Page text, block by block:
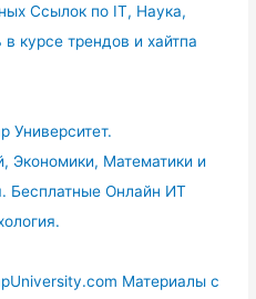
Ссылок по IT, Наука,
курсе трендов и хайтпа
Университет.
Экономики, Математики и
Бесплатные Онлайн ИТ
Материалы с